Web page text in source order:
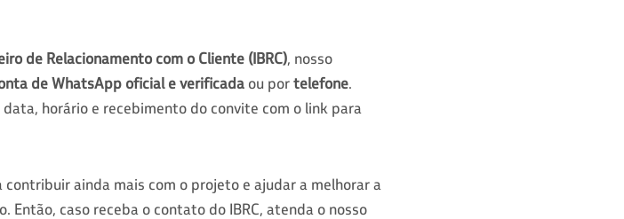
de Relacionamento com o Cliente (IBRC), nosso
deWhatsApp oficial e verificada ou portelefone.
horário e recebimento do convite com o link para
ainda mais com o projeto e ajudar a melhorar a
caso receba o contato do IBRC, atenda o nosso